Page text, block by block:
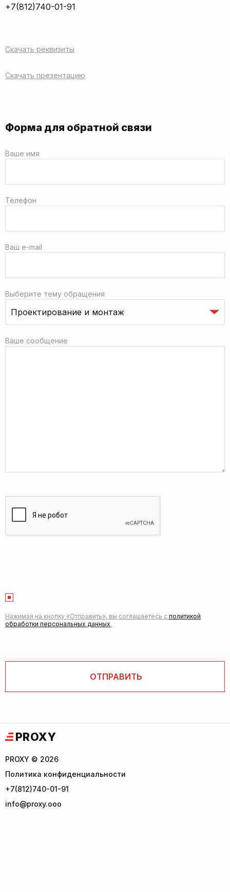
+7(812)740-01-91
Скачать реквизиты
Скачать презентацию
Форма для обратной связи
Ваше имя
Телефон
Ваш e-mail
Выберите тему обращения
Ваше сообщение
Нажимая на кнопку «Отправить», вы соглашаетесь с политикой
обработки персональных данных.
PROXY
PROXY © 2026
Политика конфиденциальности
+7(812)740-01-91
info@proxy.ooo